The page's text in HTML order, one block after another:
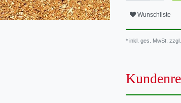
Wunschliste
* inkl. ges. MwSt. zzgl.